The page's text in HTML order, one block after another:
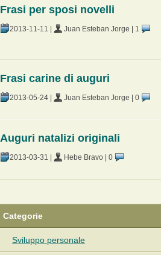
Frasi per sposi novelli
2013-11-11 Juan Esteban Jorge 1
Frasi carine di auguri
2013-05-24 Juan Esteban Jorge 0
Auguri natalizi originali
2013-03-31 Hebe Bravo 0
Categorie
Sviluppo personale